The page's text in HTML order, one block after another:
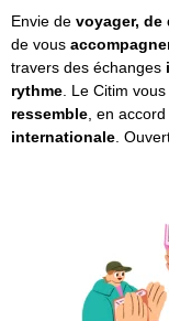
Envie de voyager, de
de vous
travers des échanges
rythme . Le Citim
ressemble , en
internationale .